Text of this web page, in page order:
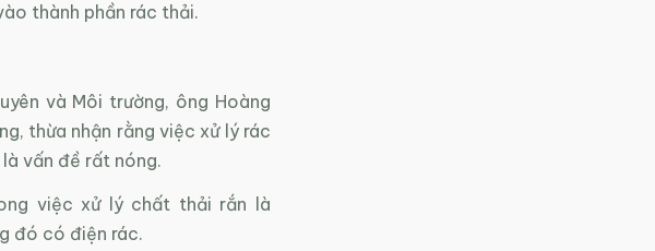
thành phần rác thải.
và Môi trường, ông Hoàng
thừa nhận rằng việc xử lý rác
vấn đề rất nóng.
việc xử lý chất thải rắn là
đó có điện rác.